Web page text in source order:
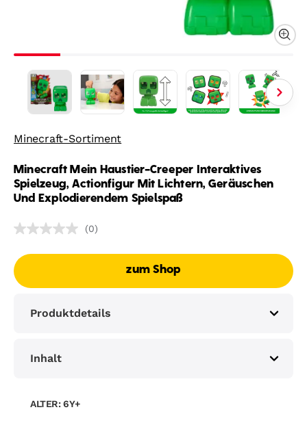
Minecraft-Sortiment
Minecraft Mein Haustier-Creeper Interaktives
Spielzeug, Actionfigur Mit Lichtern, Geräuschen
Und Explodierendem Spielspaß
(0)
zum Shop
Produktdetails
Inhalt
ALTER: 6Y+